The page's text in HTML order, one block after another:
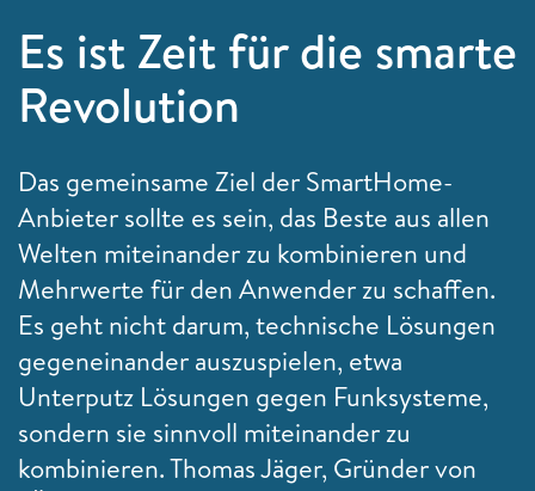
Es ist Zeit für die smarte
Revolution
Das gemeinsame Ziel der SmartHome-
Anbieter sollte es sein, das Beste aus allen
Welten miteinander zu kombinieren und
Mehrwerte für den Anwender zu schaffen.
Es geht nicht darum, technische Lösungen
gegeneinander auszuspielen, etwa
Unterputz Lösungen gegen Funksysteme,
sondern sie sinnvoll miteinander zu
kombinieren. Thomas Jäger, Gründer von